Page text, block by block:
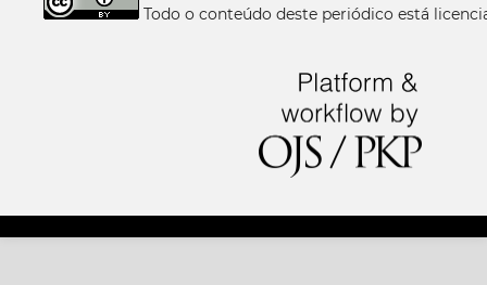
Todo o conteúdo deste periódico está